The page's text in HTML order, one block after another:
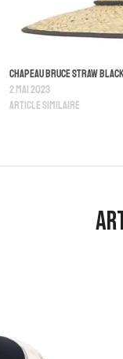
Chapeau Bruce Straw
2 mai 2023
Article similaire